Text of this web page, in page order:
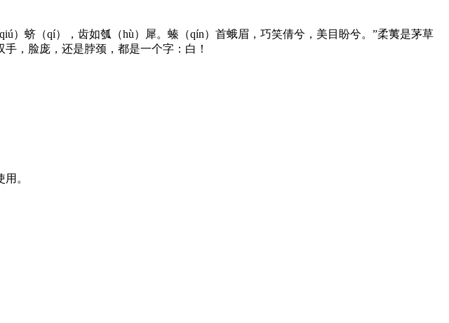
）蛴（qí），齿如瓠（hù）犀。螓（qín）首蛾眉，巧笑倩兮，美目盼兮。”柔荑是茅草
，脸庞，还是脖颈，都是一个字：白！
。